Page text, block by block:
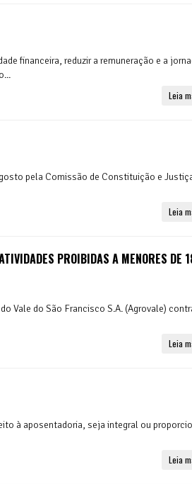
financeira, reduzir a remuneração e a
Leia
pela Comissão de Constituição e
Leia
PROIBIDAS A MENORES DE
Vale do São Francisco S.A. (Agrovale)
Leia
à aposentadoria, seja integral ou
Leia